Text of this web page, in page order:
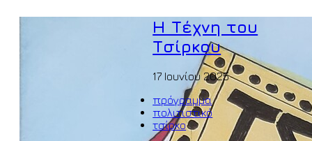
Η Τέχνη του
Τσίρκου
17 Ιουνίου 2025
πρόγραμμα
πολιτιστικό
τσίρκο